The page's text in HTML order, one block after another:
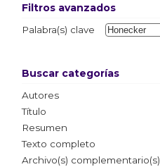
Filtros avanzados
Palabra(s) clave
Buscar categorías
Autores
Título
Resumen
Texto completo
Archivo(s) complementario(s)